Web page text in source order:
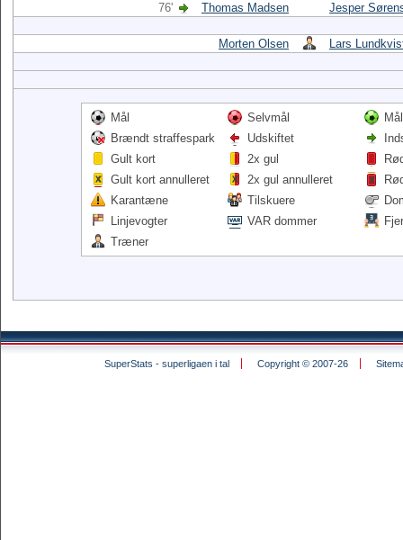
76'
Thomas Madsen Jesper
Morten Olsen Lars
Mål Selvmål
Brændt straffespark
Udskiftet
Gult kort
2x gul
Gult kort annulleret
2x gul annulleret
Karantæne
Tilskuere
Linjevogter
VAR dommer
Træner
SuperStats - superligaen i tal Copyright © 2007-26